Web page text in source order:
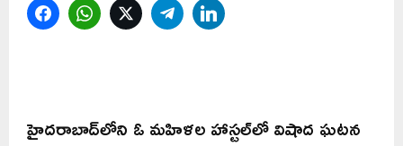
FacebookWhatsAppTwitterTelegram
హైదరాబాద్‌లోని ఓ మహిళల హాస్టల్‌లో విషాద ఘటన